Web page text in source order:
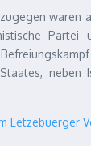
waren
neben
Lëtzebuerger